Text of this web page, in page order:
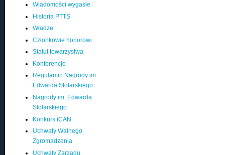
Wiadomości wygasłe
Historia PTTS
Władze
Członkowie honorowi
Statut towarzystwa
Konferencje
Regulamin Nagrody im.
Edwarda Stolarskiego
Nagrody im. Edwarda
Stolarskiego
Konkurs iCAN
Uchwały Walnego
Zgromadzenia
Uchwały Zarządu